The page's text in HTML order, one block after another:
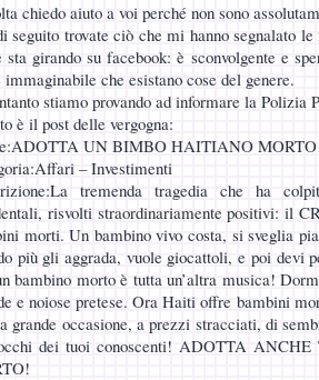
chiedo aiuto a voi perché non sono
seguito trovate ciò che mi hanno segnalato
sta girando su facebook: è sconvolgente e
immaginabile che esistano cose del genere.
stiamo provando ad informare la Polizia
è il post delle vergogna:
UN BIMBO HAITIANO MORTO
– Investimenti
tremenda tragedia che ha
risvolti straordinariamente positivi: il
morti. Un bambino vivo costa, si sveglia
più gli aggrada, vuole giocattoli, e poi devi
bambino morto è tutta un’altra musica!
e noiose pretese. Ora Haiti offre bambini
grande occasione, a prezzi stracciati, di
dei tuoi conoscenti! ADOTTA